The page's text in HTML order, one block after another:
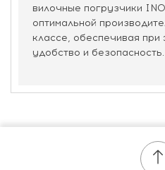
вилочные погрузчики
оптимальной
классе, обеспечивая при
удобство и безопасность.